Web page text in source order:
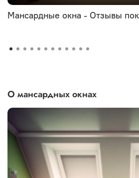
Мансардные окна - Отзывы
О мансардных окнах